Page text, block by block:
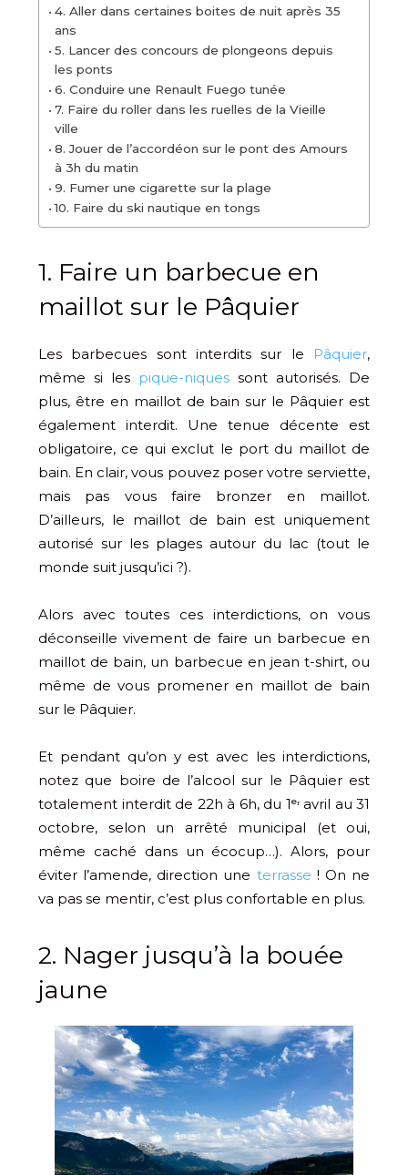
4. Aller dans certaines boites de nuit après 35
ans
5. Lancer des concours de plongeons depuis
les ponts
6. Conduire une Renault Fuego tunée
7. Faire du roller dans les ruelles de la Vieille
ville
8. Jouer de l’accordéon sur le pont des Amours
à 3h du matin
9. Fumer une cigarette sur la plage
10. Faire du ski nautique en tongs
1. Faire un barbecue en
maillot sur le Pâquier
Les barbecues sont interdits sur le Pâquier,
même si les pique-niques sont autorisés. De
plus, être en maillot de bain sur le Pâquier est
également interdit. Une tenue décente est
obligatoire, ce qui exclut le port du maillot de
bain. En clair, vous pouvez poser votre serviette,
mais pas vous faire bronzer en maillot.
D’ailleurs, le maillot de bain est uniquement
autorisé sur les plages autour du lac (tout le
monde suit jusqu’ici ?).
Alors avec toutes ces interdictions, on vous
déconseille vivement de faire un barbecue en
maillot de bain, un barbecue en jean t-shirt, ou
même de vous promener en maillot de bain
sur le Pâquier.
Et pendant qu’on y est avec les interdictions,
notez que boire de l’alcool sur le Pâquier est
totalement interdit de 22h à 6h, du 1ᵉʳ avril au 31
octobre, selon un arrêté municipal (et oui,
même caché dans un écocup…). Alors, pour
éviter l’amende, direction une terrasse ! On ne
va pas se mentir, c’est plus confortable en plus.
2. Nager jusqu’à la bouée
jaune